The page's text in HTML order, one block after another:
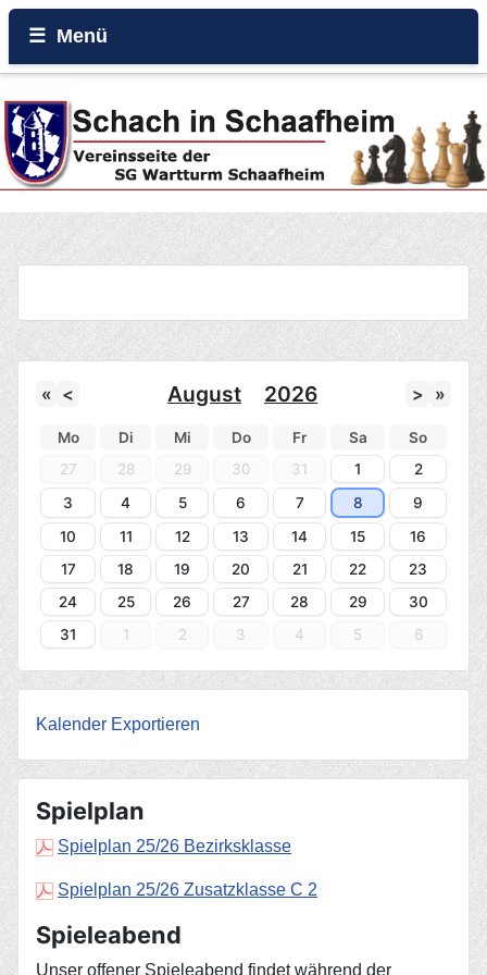
Menü
Beiträge
Galerie
Rund um den Wartturm
« < August 2026 > »
Mo Di Mi Do Fr Sa
So
27
28 29 30 31 1
2
3
4 5 6 7 8
9
10
11 12 13 14 15
16
17
18 19 20 21 22
23
24
25 26 27 28 29
30
31
1 2 3 4 5 6
Kalender Exportieren
Spielplan
Spielplan 25/26 Bezirksklasse
Spielplan 25/26 Zusatzklasse C 2
Spieleabend
Unser offener Spieleabend findet während der